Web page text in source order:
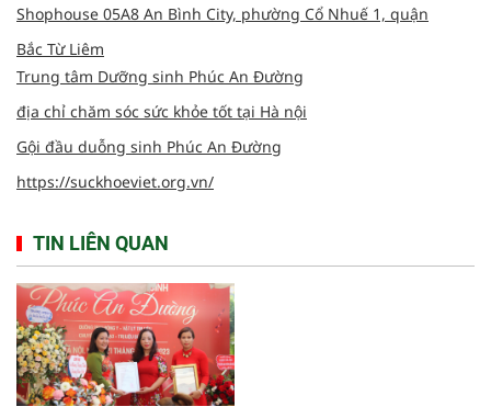
Shophouse 05A8 An Bình City, phường Cổ Nhuế 1, quận
Bắc Từ Liêm
Trung tâm Dưỡng sinh Phúc An Đường
địa chỉ chăm sóc sức khỏe tốt tại Hà nội
Gội đầu duỗng sinh Phúc An Đường
https://suckhoeviet.org.vn/
TIN LIÊN QUAN